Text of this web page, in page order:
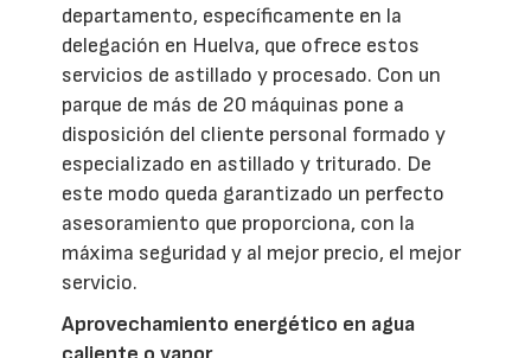
departamento, específicamente en la
delegación en Huelva, que ofrece estos
servicios de astillado y procesado. Con un
parque de más de 20 máquinas pone a
disposición del cliente personal formado y
especializado en astillado y triturado. De
este modo queda garantizado un perfecto
asesoramiento que proporciona, con la
máxima seguridad y al mejor precio, el mejor
servicio.
Aprovechamiento energético en agua